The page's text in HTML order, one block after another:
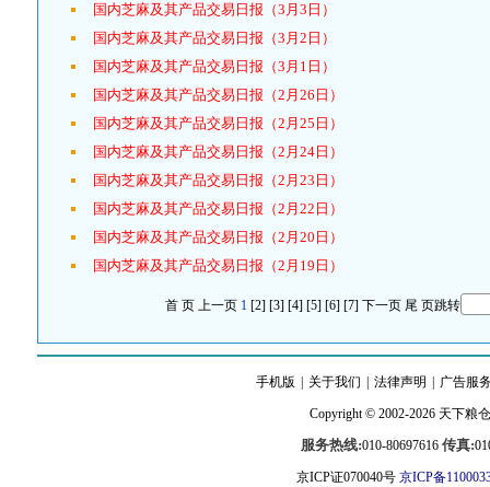
国内芝麻及其产品交易日报（3月3日）
国内芝麻及其产品交易日报（3月2日）
国内芝麻及其产品交易日报（3月1日）
国内芝麻及其产品交易日报（2月26日）
国内芝麻及其产品交易日报（2月25日）
国内芝麻及其产品交易日报（2月24日）
国内芝麻及其产品交易日报（2月23日）
国内芝麻及其产品交易日报（2月22日）
国内芝麻及其产品交易日报（2月20日）
国内芝麻及其产品交易日报（2月19日）
首 页 上一页 1 [2] [3] [4] [5] [6] [7] 下一页 尾 页跳转
手机版 关于我们 法律声明 广告服
Copyright © 2002-2026 天下粮仓
服务热线:010-80697616 传真:
京ICP证070040号 京ICP备